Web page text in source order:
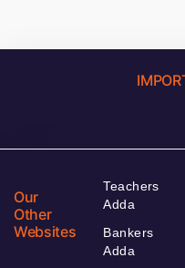
Our
Other
Websites
Teachers
Adda
Bankers
Adda